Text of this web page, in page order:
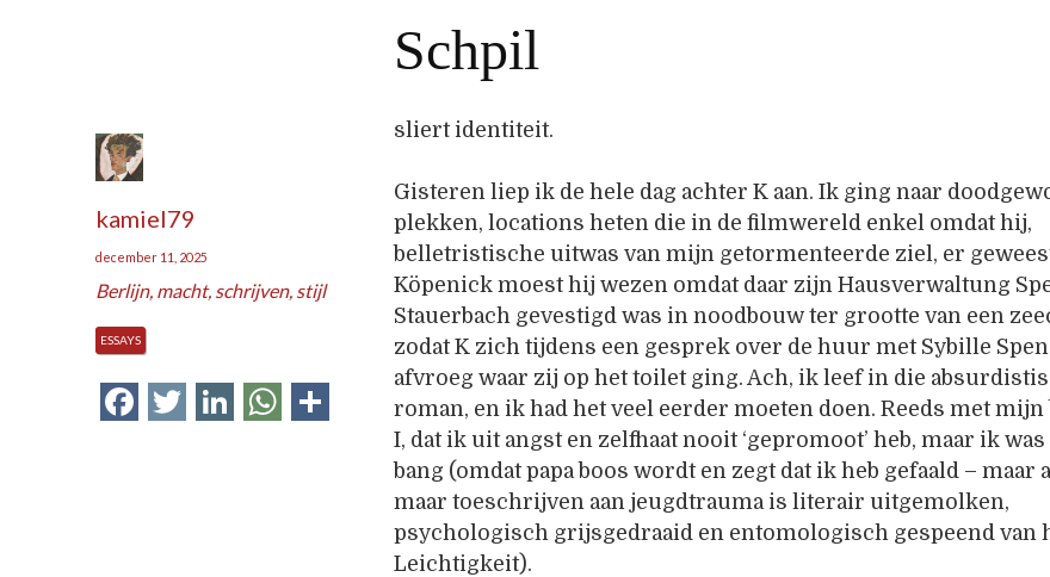
Schpil
kamiel79
december 11, 2025
Berlijn, macht, schrijven, stijl
ESSAYS
Facebook
Twitter
LinkedInWhatsApp
Delen
sliert identiteit.
Gisteren liep ik de hele dag achter K aan. Ik ging naar
plekken, locations heten die in de filmwereld enkel omdat hij,
belletristische uitwas van mijn getormenteerde ziel, er
Köpenick moest hij wezen omdat daar zijn Hausverwaltung
Stauerbach gevestigd was in noodbouw ter grootte van een
zodat K zich tijdens een gesprek over de huur met Sybille
afvroeg waar zij op het toilet ging. Ach, ik leef in die
roman, en ik had het veel eerder moeten doen. Reeds met
I, dat ik uit angst en zelfhaat nooit ‘gepromoot’ heb, maar ik
bang (omdat papa boos wordt en zegt dat ik heb gefaald – maar
maar toeschrijven aan jeugdtrauma is literair uitgemolken,
psychologisch grijsgedraaid en entomologisch gespeend van
Leichtigkeit).